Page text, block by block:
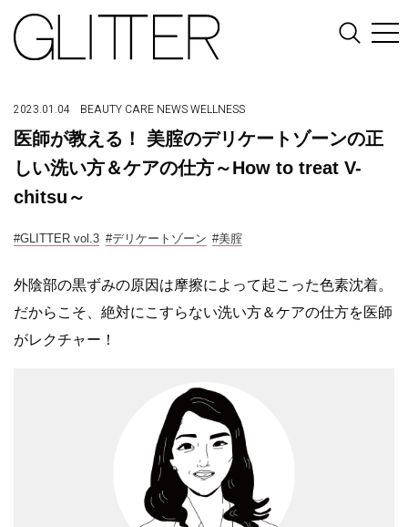
2023.01.04 BEAUTY CARE NEWSWELLNESS
医師が教える！ 美腟のデリケートゾーンの正
しい洗い方＆ケアの仕方～How to treat V-
chitsu～
#GLITTER vol.3 #デリケートゾーン #美腟
外陰部の黒ずみの原因は摩擦によ って起こ った色素沈着。
だからこそ、絶対にこすらない洗い方＆ケアの仕方を医師
がレクチャー！